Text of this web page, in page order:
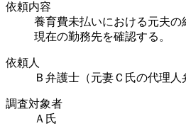
依頼内容
養育費未払いにおける元夫の
現在の勤務先を確認する。
依頼人
Ｂ弁護士（元妻Ｃ氏の代理人
調査対象者
Ａ氏